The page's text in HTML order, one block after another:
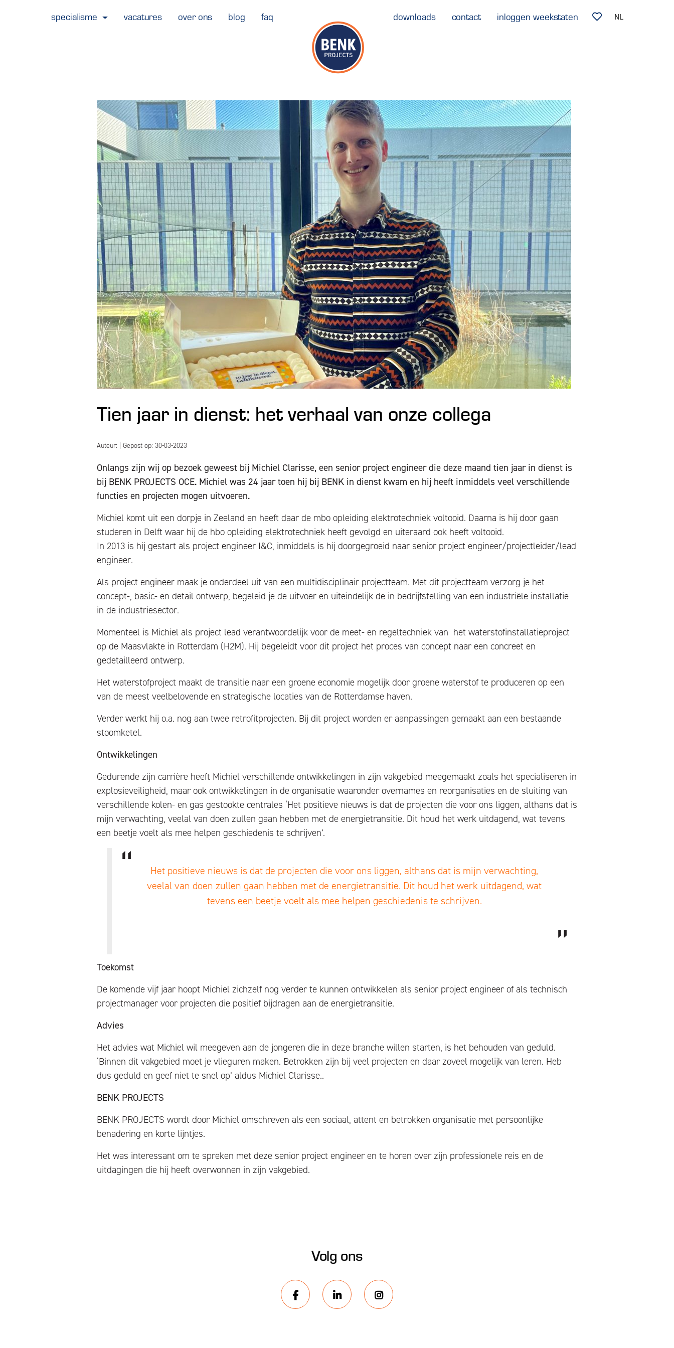
specialisme vacatures over ons blog faq downloads contact inloggen weekstaten
Bewaarde vacatures NL
Tien jaar in dienst: het verhaal van onze collega
Auteur: | Gepost op: 30-03-2023
Onlangs zijn wij op bezoek geweest bij Michiel Clarisse, een senior project engineer die deze maand tien jaar in dienst is
bij BENK PROJECTS OCE. Michiel was 24 jaar toen hij bij BENK in dienst kwam en hij heeft inmiddels veel verschillende
functies en projecten mogen uitvoeren.
Michiel komt uit een dorpje in Zeeland en heeft daar de mbo opleiding elektrotechniek voltooid. Daarna is hij door gaan
studeren in Delft waar hij de hbo opleiding elektrotechniek heeft gevolgd en uiteraard ook heeft voltooid.
In 2013 is hij gestart als project engineer I&C, inmiddels is hij doorgegroeid naar senior project engineer/projectleider/lead
engineer.
Als project engineer maak je onderdeel uit van een multidisciplinair projectteam. Met dit projectteam verzorg je het
concept-, basic- en detail ontwerp, begeleid je de uitvoer en uiteindelijk de in bedrijfstelling van een industriële installatie
in de industriesector.
Momenteel is Michiel als project lead verantwoordelijk voor de meet- en regeltechniek van het waterstofinstallatieproject
op de Maasvlakte in Rotterdam (H2M). Hij begeleidt voor dit project het proces van concept naar een concreet en
gedetailleerd ontwerp.
Het waterstofproject maakt de transitie naar een groene economie mogelijk door groene waterstof te produceren op een
van de meest veelbelovende en strategische locaties van de Rotterdamse haven.
Verder werkt hij o.a. nog aan twee retrofitprojecten. Bij dit project worden er aanpassingen gemaakt aan een bestaande
stoomketel.
Ontwikkelingen
Gedurende zijn carrière heeft Michiel verschillende ontwikkelingen in zijn vakgebied meegemaakt zoals het specialiseren in
explosieveiligheid, maar ook ontwikkelingen in de organisatie waaronder overnames en reorganisaties en de sluiting van
verschillende kolen- en gas gestookte centrales ‘Het positieve nieuws is dat de projecten die voor ons liggen, althans dat is
mijn verwachting, veelal van doen zullen gaan hebben met de energietransitie. Dit houd het werk uitdagend, wat tevens
een beetje voelt als mee helpen geschiedenis te schrijven’.
Het positieve nieuws is dat de projecten die voor ons liggen, althans dat is mijn verwachting,
veelal van doen zullen gaan hebben met de energietransitie. Dit houd het werk uitdagend, wat
tevens een beetje voelt als mee helpen geschiedenis te schrijven.
Toekomst
De komende vijf jaar hoopt Michiel zichzelf nog verder te kunnen ontwikkelen als senior project engineer of als technisch
projectmanager voor projecten die positief bijdragen aan de energietransitie.
Advies
Het advies wat Michiel wil meegeven aan de jongeren die in deze branche willen starten, is het behouden van geduld.
‘Binnen dit vakgebied moet je vlieguren maken. Betrokken zijn bij veel projecten en daar zoveel mogelijk van leren. Heb
dus geduld en geef niet te snel op’ aldus Michiel Clarisse..
BENK PROJECTS
BENK PROJECTS wordt door Michiel omschreven als een sociaal, attent en betrokken organisatie met persoonlijke
benadering en korte lijntjes.
Het was interessant om te spreken met deze senior project engineer en te horen over zijn professionele reis en de
uitdagingen die hij heeft overwonnen in zijn vakgebied.
Volg ons